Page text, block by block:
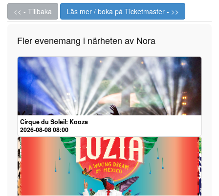
<< - Tillbaka Läs mer / boka på Ticketmaster - >>
Fler evenemang i närheten av Nora
Cirque du Soleil: Kooza
2026-08-08 08:00